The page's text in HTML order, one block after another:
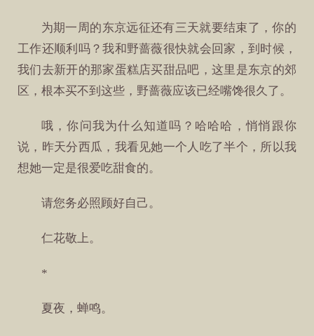
为期一周的东京远征还有三天就要结束了，你的
工作还顺利吗？我和野蔷薇很快就会回家，到时候，
我们去新开的那家蛋糕店买甜品吧，这里是东京的郊
区，根本买不到这些，野蔷薇应该已经嘴馋很久了。
哦，你问我为什么知道吗？哈哈哈，悄悄跟你
说，昨天分西瓜，我看见她一个人吃了半个，所以我
想她一定是很爱吃甜食的。
请您务必照顾好自己。
仁花敬上。
*
夏夜，蝉鸣。